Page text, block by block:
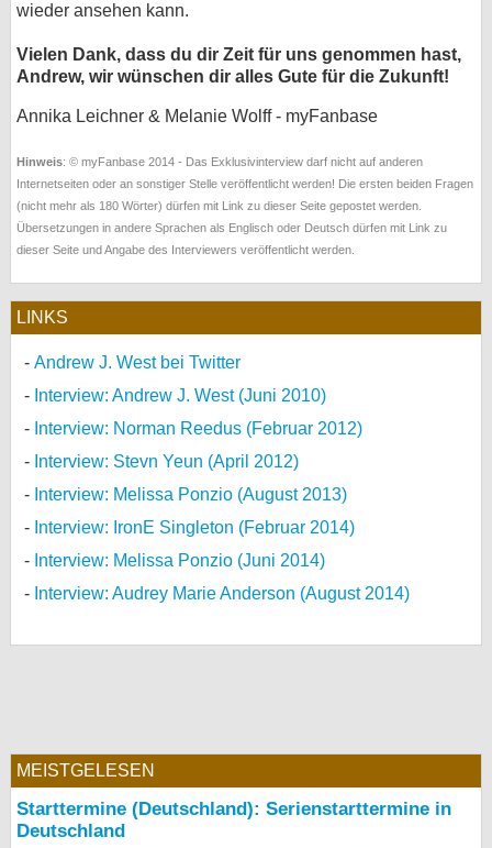
wieder ansehen kann.
Vielen Dank, dass du dir Zeit für uns genommen hast,
Andrew, wir wünschen dir alles Gute für die Zukunft!
Annika Leichner & Melanie Wolff - myFanbase
Hinweis: © myFanbase 2014 - Das Exklusivinterview darf nicht auf anderen
Internetseiten oder an sonstiger Stelle veröffentlicht werden! Die ersten beiden Fragen
(nicht mehr als 180 Wörter) dürfen mit Link zu dieser Seite gepostet werden.
Übersetzungen in andere Sprachen als Englisch oder Deutsch dürfen mit Link zu
dieser Seite und Angabe des Interviewers veröffentlicht werden.
LINKS
Andrew J. West bei Twitter
Interview: Andrew J. West (Juni 2010)
Interview: Norman Reedus (Februar 2012)
Interview: Stevn Yeun (April 2012)
Interview: Melissa Ponzio (August 2013)
Interview: IronE Singleton (Februar 2014)
Interview: Melissa Ponzio (Juni 2014)
Interview: Audrey Marie Anderson (August 2014)
MEISTGELESEN
Starttermine (Deutschland): Serienstarttermine in
Deutschland